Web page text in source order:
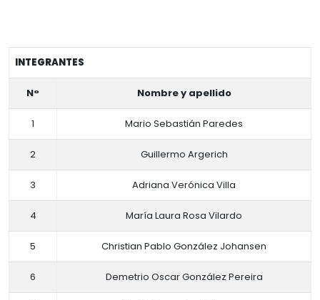
INTEGRANTES
N° Nombre y apellido
1 Mario Sebastián Paredes
2 Guillermo Argerich
3 Adriana Verónica Villa
4 María Laura Rosa Vilardo
5 Christian Pablo González Johansen
6 Demetrio Oscar González Pereira